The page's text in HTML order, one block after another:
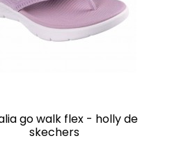
skechers